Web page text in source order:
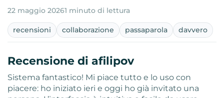
22 maggio 20261 minuto di lettura
recensioni collaborazione passaparola davvero
Recensione di afilipov
Sistema fantastico! Mi piace tutto e lo uso con
piacere: ho iniziato ieri e oggi ho già invitato una